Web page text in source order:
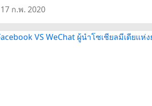
17 ก.พ. 2020